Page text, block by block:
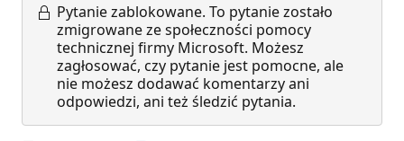
Pytanie zablokowane. To pytanie zostało
zmigrowane ze społeczności pomocy
technicznej firmy Microsoft. Możesz
zagłosować, czy pytanie jest pomocne, ale
nie możesz dodawać komentarzy ani
odpowiedzi, ani też śledzić pytania.